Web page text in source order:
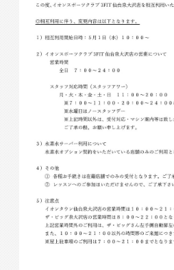
公式SNSアカウント